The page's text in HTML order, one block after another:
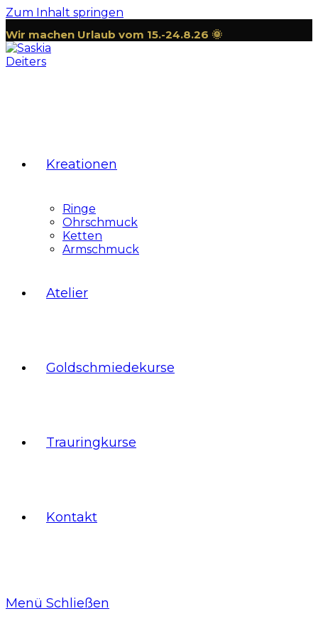
Zum Inhalt springen
Wir machen Urlaub vom 15.-24.8.26 🌞
Kreationen
Ringe
Ohrschmuck
Ketten
Armschmuck
Atelier
Goldschmiedekurse
Trauringkurse
Kontakt
Menü Schließen